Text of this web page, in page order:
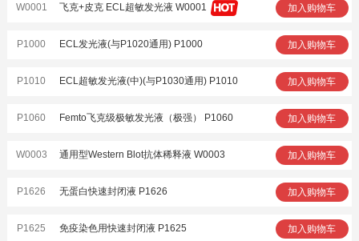
W0001 飞克+皮克 ECL超敏发光液 W0001 加入购物车
P1000 ECL发光液(与P1020通用) P1000 加入购物车
P1010 ECL超敏发光液(中)(与P1030通用) P1010 加入购物车
P1060 Femto飞克级极敏发光液（极强） P1060 加入购物车
W0003 通用型Western Blot抗体稀释液 W0003 加入购物车
P1626 无蛋白快速封闭液 P1626 加入购物车
P1625 免疫染色用快速封闭液 P1625 加入购物车